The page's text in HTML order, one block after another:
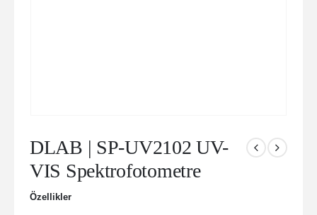
DLAB | SP-UV2102 UV-
VIS Spektrofotometre
Özellikler